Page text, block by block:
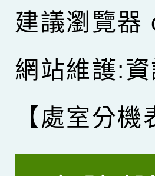
建議瀏覽器
網站維護:資
【處室分機